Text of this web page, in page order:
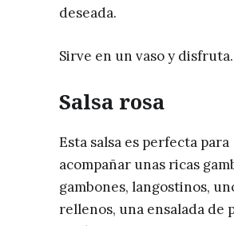
deseada.
Sirve en un vaso y disfruta.
Salsa rosa
Esta salsa es perfecta para
acompañar unas ricas
gambones, langostinos,
rellenos, una ensalada de